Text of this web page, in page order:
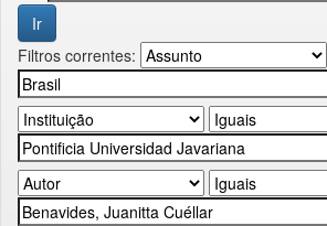
Filtros correntes: